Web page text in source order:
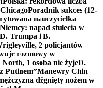
Poradnik sukces (12-
nauczycielka
Niemcy: napad stulecia w
Trumpa i B.
2 policjantów
rozmowy w
1 osoba nie żyjeD.
Putinem”Manewry Chin
dźgnięty nożem w